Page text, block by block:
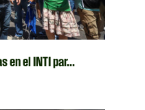
en el INTI par...